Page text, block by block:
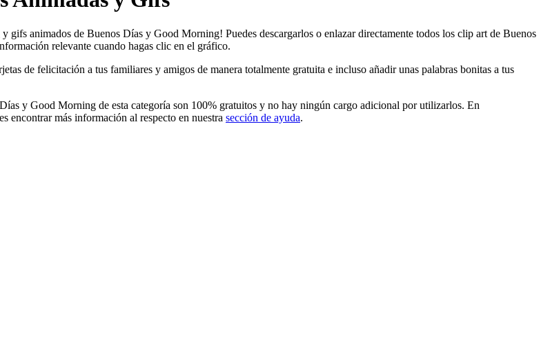
gifs animados de Buenos Días y Good Morning! Puedes descargarlos o enlazar directamente todos los clip art de Buenos
relevante cuando hagas clic en el gráfico.
de felicitación a tus familiares y amigos de manera totalmente gratuita e incluso añadir unas palabras bonitas a tus
y Good Morning de esta categoría son 100% gratuitos y no hay ningún cargo adicional por utilizarlos. En
encontrar más información al respecto en nuestra sección de ayuda.